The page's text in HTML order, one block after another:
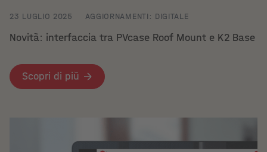
23 LUGLIO 2025 AGGIORNAMENTI: DIGITALE
Novità: interfaccia tra PVcase Roof Mount e K2 Base
Scopri di più